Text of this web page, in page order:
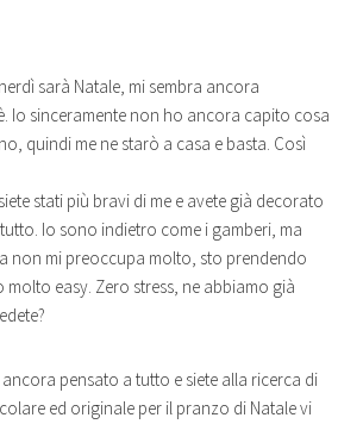
sarà Natale, mi sembra ancora
Io sinceramente non ho ancora capito cosa
quindi me ne starò a casa e basta. Così
stati più bravi di me e avete già decorato
Io sono indietro come i gamberi, ma
non mi preoccupa molto, sto prendendo
molto easy. Zero stress, ne abbiamo già
pensato a tutto e siete alla ricerca di
ed originale per il pranzo di Natale vi